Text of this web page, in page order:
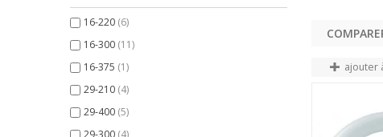
16-220 (6)
16-300 (11)
16-375 (1)
29-210 (4)
29-400 (5)
29-300 (4)
ajouter